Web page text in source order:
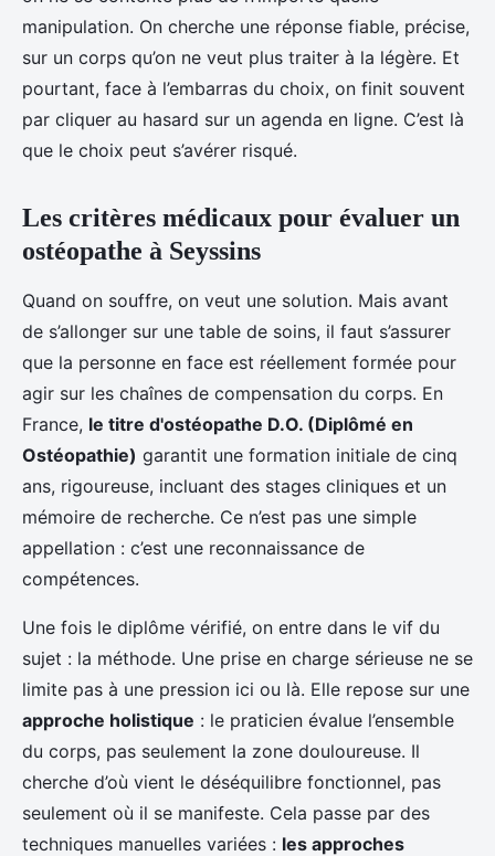
manipulation. On cherche une réponse fiable, précise,
sur un corps qu’on ne veut plus traiter à la légère. Et
pourtant, face à l’embarras du choix, on finit souvent
par cliquer au hasard sur un agenda en ligne. C’est là
que le choix peut s’avérer risqué.
Les critères médicaux pour évaluer un
ostéopathe à Seyssins
Quand on souffre, on veut une solution. Mais avant
de s’allonger sur une table de soins, il faut s’assurer
que la personne en face est réellement formée pour
agir sur les chaînes de compensation du corps. En
France, le titre d'ostéopathe D.O. (Diplômé en
Ostéopathie) garantit une formation initiale de cinq
ans, rigoureuse, incluant des stages cliniques et un
mémoire de recherche. Ce n’est pas une simple
appellation : c’est une reconnaissance de
compétences.
Une fois le diplôme vérifié, on entre dans le vif du
sujet : la méthode. Une prise en charge sérieuse ne se
limite pas à une pression ici ou là. Elle repose sur une
approche holistique : le praticien évalue l’ensemble
du corps, pas seulement la zone douloureuse. Il
cherche d’où vient le déséquilibre fonctionnel, pas
seulement où il se manifeste. Cela passe par des
techniques manuelles variées : les approches